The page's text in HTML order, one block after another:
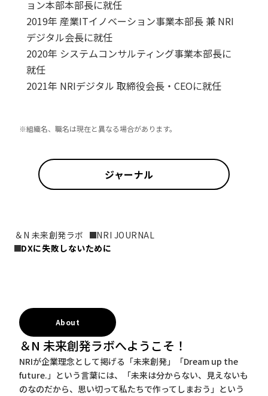
ョン本部本部長に就任
2019年 産業ITイノベーション事業本部長 兼 NRI
デジタル会長に就任
2020年 システムコンサルティング事業本部長に
就任
2021年 NRIデジタル 取締役会長・CEOに就任
※組織名、職名は現在と異なる場合があります。
ジャーナル
＆N 未来創発ラボ
NRI JOURNAL
DXに失敗しないために
About
＆N 未来創発ラボへようこそ！
NRIが企業理念として掲げる「未来創発」「Dream up the
future.」という言葉には、「未来は分からない、見えないも
のなのだから、思い切って私たちで作ってしまおう」という